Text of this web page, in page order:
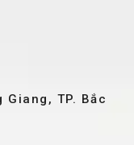
Giang, TP. Bắc